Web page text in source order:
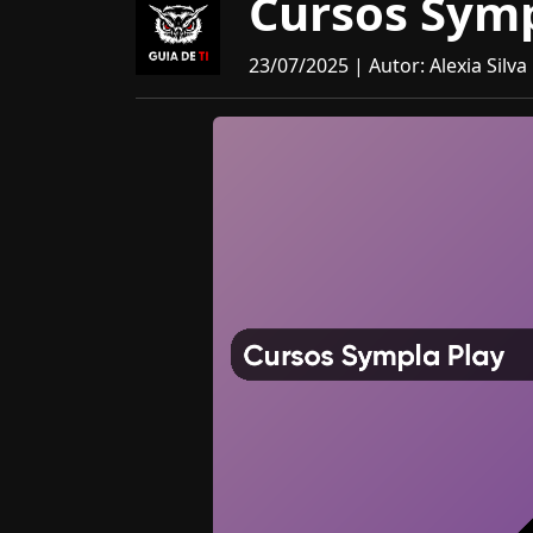
23/07/2025 | Autor: Alexia Silva